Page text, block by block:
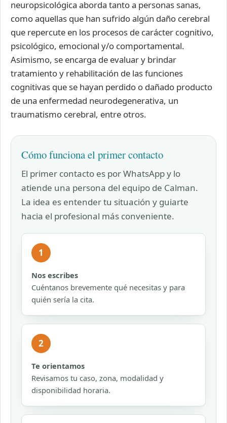
neuropsicológica aborda tanto a personas sanas,
como aquellas que han sufrido algún daño cerebral
que repercute en los procesos de carácter cognitivo,
psicológico, emocional y/o comportamental.
Asimismo, se encarga de evaluar y brindar
tratamiento y rehabilitación de las funciones
cognitivas que se hayan perdido o dañado producto
de una enfermedad neurodegenerativa, un
traumatismo cerebral, entre otros.
Cómo funciona el primer contacto
El primer contacto es por WhatsApp y lo
atiende una persona del equipo de Calman.
La idea es entender tu situación y guiarte
hacia el profesional más conveniente.
1
Nos escribes
Cuéntanos brevemente qué necesitas y para
quién sería la cita.
2
Te orientamos
Revisamos tu caso, zona, modalidad y
disponibilidad horaria.